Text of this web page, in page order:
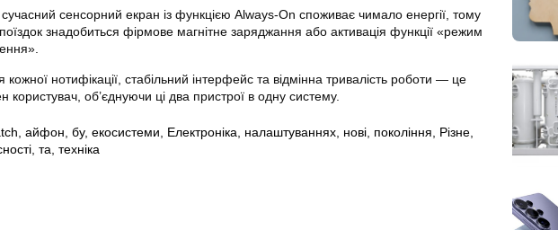
сенсорний екран із функцією Always-On споживає чимало енергії, тому
знадобиться фірмове магнітне заряджання або активація функції «режим
нотифікації, стабільний інтерфейс та відмінна тривалість роботи — це
об’єднуючи ці два пристрої в одну систему.
айфон бу, екосистеми Електроніка налаштуваннях нові покоління Різне
та техніка